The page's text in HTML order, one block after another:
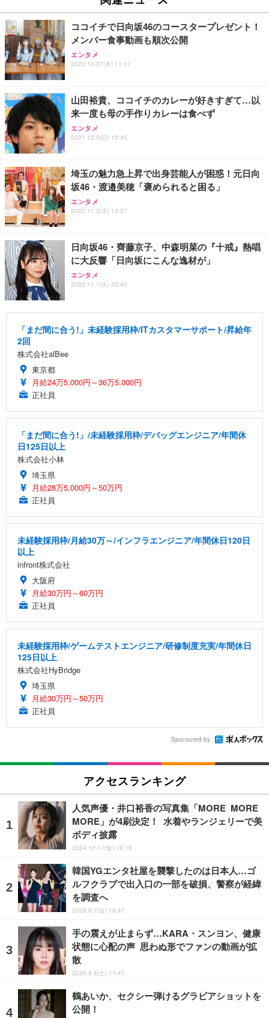
ココイチで日向坂46のコースタープレゼント！
メンバー食事動画も順次公開
エンタメ
2022.10.27(木) 11:17
山田裕貴、ココイチのカレーが好きすぎて…以
来一度も母の手作りカレーは食べず
エンタメ
2021.12.5(日) 15:45
埼玉の魅力急上昇で出身芸能人が困惑！元日向
坂46・渡邉美穂「褒められると困る」
エンタメ
2022.11.2(水) 13:57
日向坂46・齊藤京子、中森明菜の『十戒』熱唱
に大反響「日向坂にこんな逸材が」
エンタメ
2022.11.1(火) 23:40
「まだ間に合う!」未経験採用枠/ITカスタマーサポート/昇給年
2回
株式会社alBee
東京都
月給24万5,000円～36万5,000円
正社員
「まだ間に合う!」/未経験採用枠/デバッグエンジニア/年間休
日125日以上
株式会社小林
埼玉県
月給28万5,000円～50万円
正社員
未経験採用枠/月給30万～/インフラエンジニア/年間休日120日
以上
infront株式会社
大阪府
月給30万円～60万円
正社員
未経験採用枠/ゲームテストエンジニア/研修制度充実/年間休日
125日以上
株式会社HyBridge
埼玉県
月給30万円～50万円
正社員
Sponsored by
アクセスランキング
人気声優・井口裕香の写真集「MORE MORE
MORE」が4刷決定！ 水着やランジェリーで美
ボディ披露
2024.10.11(金) 19:15
韓国YGエンタ社屋を襲撃したのは日本人…ゴ
ルフクラブで出入口の一部を破損、警察が経緯
を調査へ
2026.8.7(金) 18:47
手の震えが止まらず…KARA・スンヨン、健康
状態に心配の声 思わぬ形でファンの動画が拡
散
2026.8.8(土) 11:47
鶴あいか、セクシー弾けるグラビアショットを
公開！